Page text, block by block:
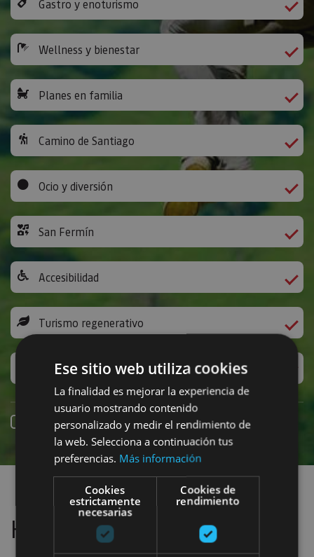
Gastro y enoturismo
Wellness y bienestar
Planes en familia
Camino de Santiago
Ocio y diversión
San Fermín
Accesibilidad
Turismo regenerativo
Experiencias exclusivas
Reserva online
Encuentra planes
Hemos localizado1
Ese sitio web utiliza cookies
La finalidad es mejorar la experiencia de
usuario mostrando contenido
personalizado y medir el rendimiento de
la web. Selecciona a continuación tus
preferencias. Más información
Cookies
estrictamente
necesarias
Cookies de
rendimiento